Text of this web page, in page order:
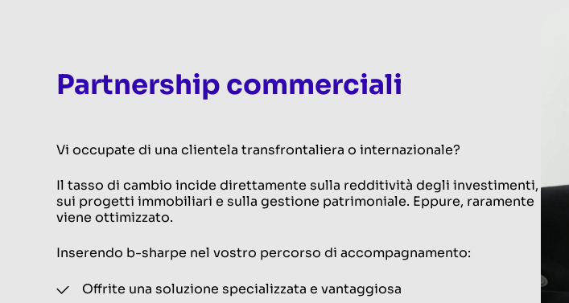
Partnership commerciali
Vi occupate di una clientela transfrontaliera o internazionale?
Il tasso di cambio incide direttamente sulla redditività degli investimenti,
sui progetti immobiliari e sulla gestione patrimoniale. Eppure, raramente
viene ottimizzato.
Inserendo b-sharpe nel vostro percorso di accompagnamento:
Offrite una soluzione specializzata e vantaggiosa